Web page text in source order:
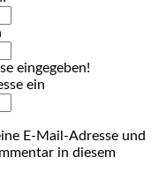
eingegeben!
ein
E-Mail-Adresse und
in diesem